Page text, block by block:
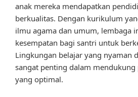
anak mereka mendapatkan
berkualitas. Dengan kurikulum
ilmu agama dan umum, lembaga
kesempatan bagi santri untuk
Lingkungan belajar yang nyaman
sangat penting dalam mendukung
yang optimal.